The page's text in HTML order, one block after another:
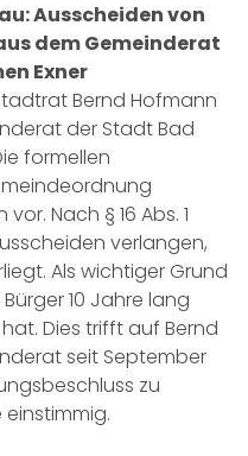
Ausscheiden von
dem Gemeinderat
Exner
Bernd Hofmann
der Stadt Bad
formellen
Nach § 16 Abs. 1
verlangen,
Als wichtiger Grund
10 Jahre lang
Dies trifft auf Bernd
seit September
zu